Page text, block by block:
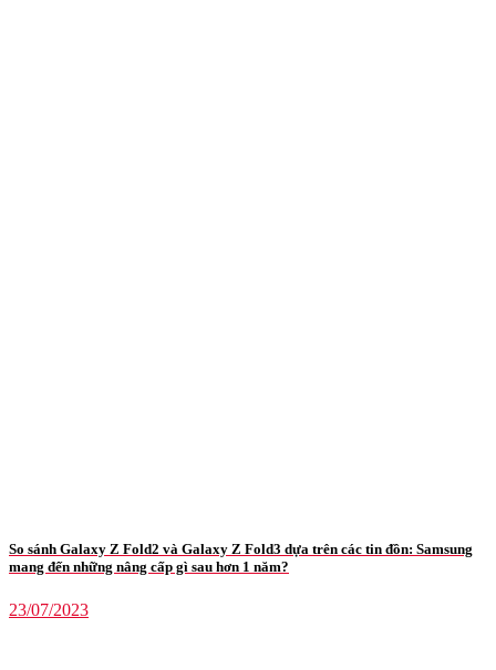
So sánh Galaxy Z Fold2 và Galaxy Z Fold3 dựa trên các tin đồn: Samsung
mang đến những nâng cấp gì sau hơn 1 năm?
23/07/2023